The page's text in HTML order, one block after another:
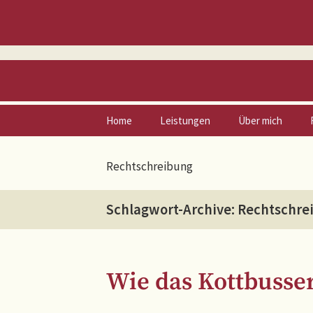
Home Leistungen Über mich
Rechtschreibung
Schlagwort-Archive:
Wie das